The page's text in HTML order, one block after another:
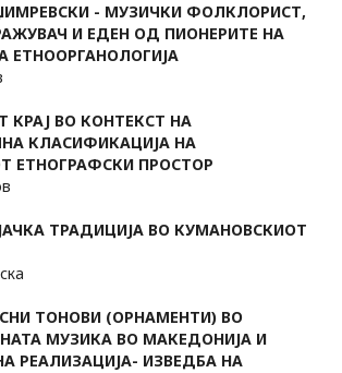
- МУЗИЧКИ ФОЛКЛОРИСТ,
И ЕДЕН ОД ПИОНЕРИТЕ НА
ЕТНООРГАНОЛОГИЈА
КРАЈ ВО КОНТЕКСТ НА
КЛАСИФИКАЦИЈА НА
ЕТНОГРАФСКИ ПРОСТОР
ТРАДИЦИЈА ВО КУМАНОВСКИОТ
ТОНОВИ (ОРНАМЕНТИ) ВО
МУЗИКА ВО МАКЕДОНИЈА И
РЕАЛИЗАЦИЈА- ИЗВЕДБА НА